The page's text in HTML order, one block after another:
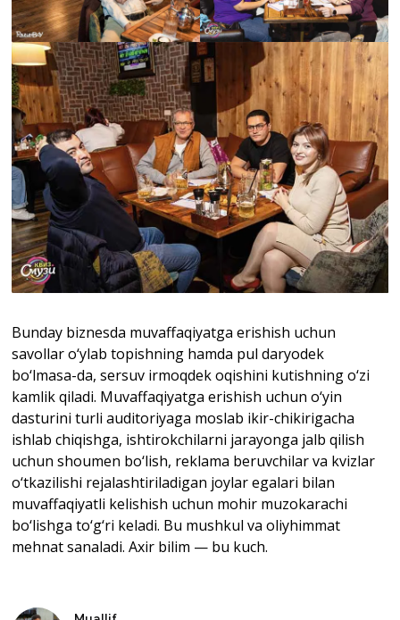
Bunday biznesda muvaffaqiyatga erishish uchun
savollar o‘ylab topishning hamda pul daryodek
bo‘lmasa-da, sersuv irmoqdek oqishini kutishning o‘zi
kamlik qiladi. Muvaffaqiyatga erishish uchun o‘yin
dasturini turli auditoriyaga moslab ikir-chikirigacha
ishlab chiqishga, ishtirokchilarni jarayonga jalb qilish
uchun shoumen bo‘lish, reklama beruvchilar va kvizlar
o‘tkazilishi rejalashtiriladigan joylar egalari bilan
muvaffaqiyatli kelishish uchun mohir muzokarachi
bo‘lishga to‘g‘ri keladi. Bu mushkul va oliyhimmat
mehnat sanaladi. Axir bilim — bu kuch.